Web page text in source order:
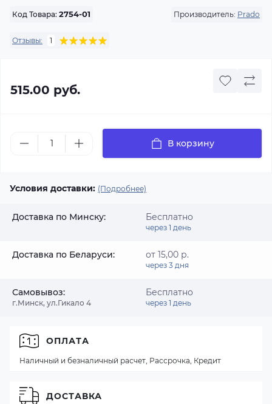
Код Товара: 2754-01 Производитель: Prado
Отзывы: 1
515.00 руб.
В корзину
Условия доставки: (Подробнее)
Доставка по Минску: Бесплатно
через 1 день
Доставка по Беларуси: от 15,00 р.
через 3 дня
Самовывоз:
г.Минск, ул.Гикало 4
Бесплатно
через 1 день
ОПЛАТА
Наличный и безналичный расчет, Рассрочка, Кредит
ДОСТАВКА